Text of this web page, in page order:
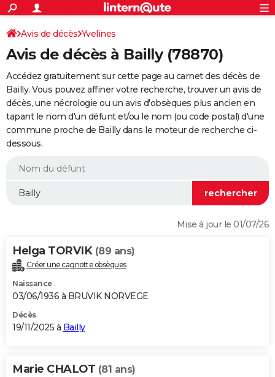
ACTUALITÉS
Politique
Société
Faits Divers
Education
Monde
Villes
+
SPORT
Coupe du monde 2026
Football
Tennis
Cyclisme
Rugby
Forum
Programme TV
TNT
Streaming
Cinéma
Sorties cinéma
Musique
+
FINANCE
Retraite
Epargne
Immobilier
Risques naturels par ville
Assurance
AUTO
Essais
Réserver un essai
Citadines
Berlines
SUV
Forum auto
+
HIGH-TECH
BRICOLAGE
WEEK-END
Alimentation
Guide de la santé
Maladies
Médicaments
Sommeil
VOYAGE
Destinations
City break
Voyage nature
Voyage de noces
Forum
Climat
+PHOTO
GUIDES D'ACHAT
CARTE DE VOEUX
Avis de décès Yvelines
Avis de décès à Bailly (78870)
Accédez gratuitement sur cette page au carnet des décès de
Bailly. Vous pouvez affiner votre recherche, trouver un avis de
décès, une nécrologie ou un avis d'obsèques plus ancien en
tapant le nom d'un défunt et/ou le nom (ou code postal) d'une
commune proche de Bailly dans le moteur de recherche ci-
dessous.
Mise à jour le 01/07/26
Helga TORVIK (89 ans)
Créer une cagnotte obsèques
Naissance
03/06/1936 à BRUVIK NORVEGE
Décès
19/11/2025 à Bailly
Marie CHALOT (81 ans)